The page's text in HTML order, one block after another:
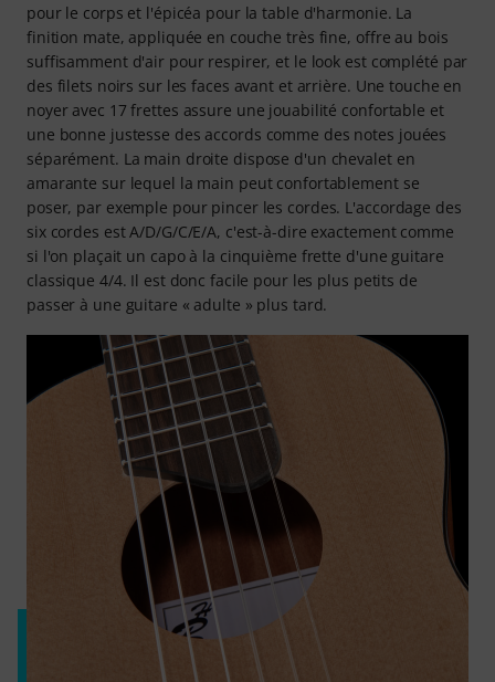
pour le corps et l'épicéa pour la table d'harmonie. La
finition mate, appliquée en couche très fine, offre au bois
suffisamment d'air pour respirer, et le look est complété par
des filets noirs sur les faces avant et arrière. Une touche en
noyer avec 17 frettes assure une jouabilité confortable et
une bonne justesse des accords comme des notes jouées
séparément. La main droite dispose d'un chevalet en
amarante sur lequel la main peut confortablement se
poser, par exemple pour pincer les cordes. L'accordage des
six cordes est A/D/G/C/E/A, c'est-à-dire exactement comme
si l'on plaçait un capo à la cinquième frette d'une guitare
classique 4/4. Il est donc facile pour les plus petits de
passer à une guitare « adulte » plus tard.